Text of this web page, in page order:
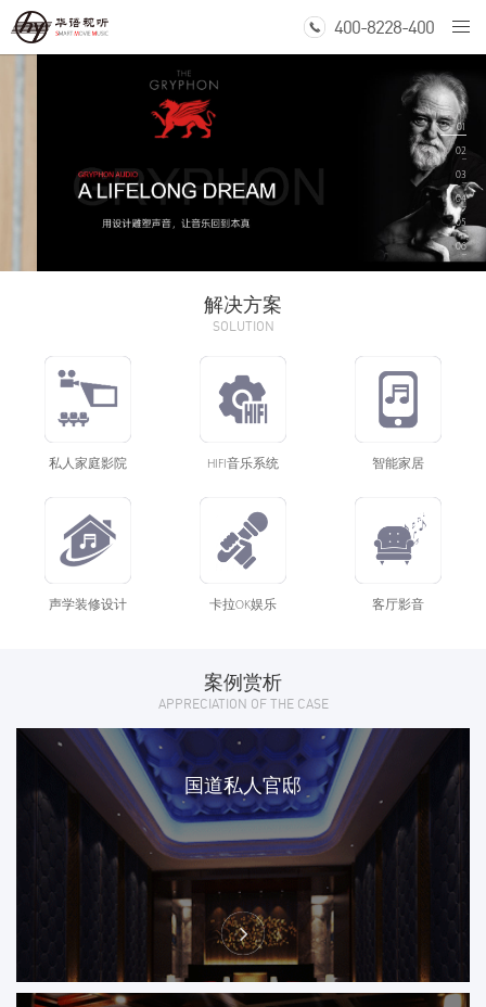
400-8228-400
丹麦贵丰 01
02
03
04
05
06
解决方案
SOLUTION
私人家庭影院 HIFI音乐系统 智能家居
声学装修设计 卡拉OK娱乐 客厅影音
案例赏析
APPRECIATION OF THE CASE
国道私人官邸